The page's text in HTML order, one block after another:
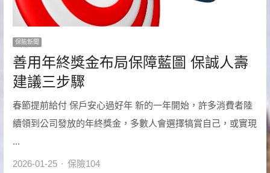
保險新聞
善用年終獎金布局保障藍圖 保誠人壽
建議三步驟
春節提前給付 保戶安心過好年 新的一年開始，許多消費者陸
續領到公司發放的年終獎金，多數人會選擇犒賞自己，或實現
...
2026-01-25 Author
保險104